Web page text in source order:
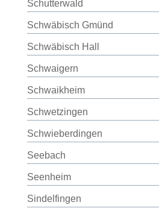
Schutterwald
Schwäbisch Gmünd
Schwäbisch Hall
Schwaigern
Schwaikheim
Schwetzingen
Schwieberdingen
Seebach
Seenheim
Sindelfingen